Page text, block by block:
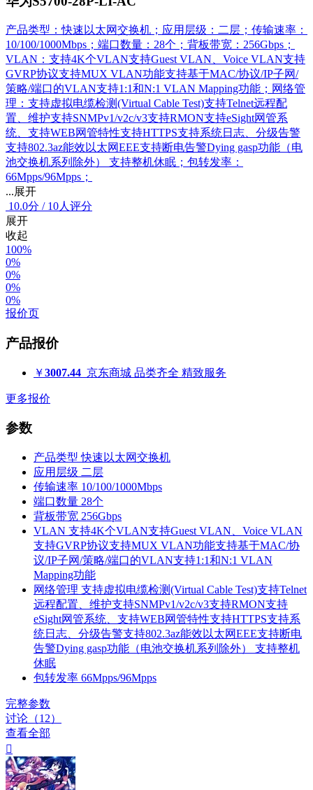
产品类型：快速以太网交换机；应用层级：二层；传输速率：
10/100/1000Mbps；端口数量：28个；背板带宽：256Gbps；
VLAN：支持4K个VLAN支持Guest VLAN、Voice VLAN支持
GVRP协议支持MUX VLAN功能支持基于MAC/协议/IP子网/
策略/端口的VLAN支持1:1和N:1 VLAN Mapping功能；网络管
理：支持虚拟电缆检测(Virtual Cable Test)支持Telnet远程配
置、维护支持SNMPv1/v2c/v3支持RMON支持eSight网管系
统、支持WEB网管特性支持HTTPS支持系统日志、分级告警
支持802.3az能效以太网EEE支持断电告警Dying gasp功能（电
池交换机系列除外） 支持整机休眠；包转发率：
66Mpps/96Mpps；
...展开
10.0分 / 10人评分
展开
收起
100%
0%
0%
0%
0%
报价页
产品报价
￥3007.44 京东商城 品类齐全 精致服务
更多报价
参数
产品类型 快速以太网交换机
应用层级 二层
传输速率 10/100/1000Mbps
端口数量 28个
背板带宽 256Gbps
VLAN 支持4K个VLAN支持Guest VLAN、Voice VLAN
支持GVRP协议支持MUX VLAN功能支持基于MAC/协
议/IP子网/策略/端口的VLAN支持1:1和N:1 VLAN
Mapping功能
网络管理 支持虚拟电缆检测(Virtual Cable Test)支持Telnet
远程配置、维护支持SNMPv1/v2c/v3支持RMON支持
eSight网管系统、支持WEB网管特性支持HTTPS支持系
统日志、分级告警支持802.3az能效以太网EEE支持断电
告警Dying gasp功能（电池交换机系列除外） 支持整机
休眠
包转发率 66Mpps/96Mpps
完整参数
讨论（12）
查看全部
